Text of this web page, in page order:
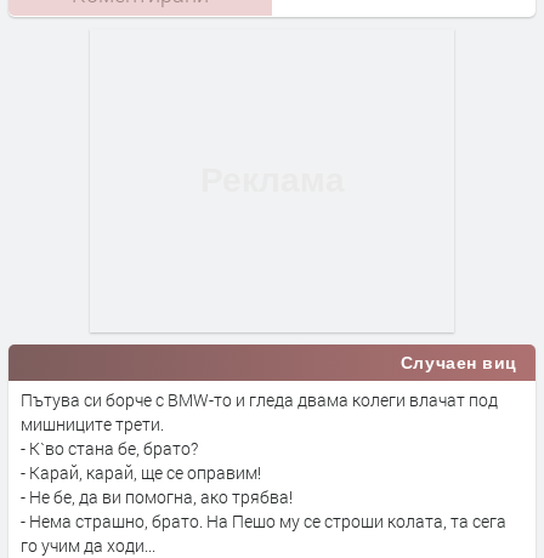
Случаен виц
Пътува си борче с BMW-то и гледа двама колеги влачат под
мишниците трети.
- К`во стана бе, брато?
- Карай, карай, ще се оправим!
- Не бе, да ви помогна, ако трябва!
- Нема страшно, брато. На Пешо му се строши колата, та сега
го учим да ходи...